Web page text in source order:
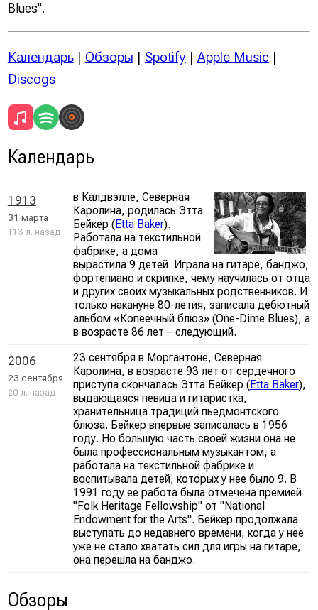
Blues".
Календарь| Обзоры | Spotify | Apple Music |
Discogs
Календарь
1913
31 марта
113 л. назад
в Калдвэлле, Северная
Каролина, родилась Этта
Бейкер (Etta Baker).
Работала на текстильной
фабрике, а дома
вырастила 9 детей. Играла на гитаре, банджо,
фортепиано и скрипке, чему научилась от отца
и других своих музыкальных родственников. И
только накануне 80-летия, записала дебютный
альбом «Копеечный блюз» (One-Dime Blues), а
в возрасте 86 лет – следующий.
2006
23 сентября
20 л. назад
23 сентября в Моргантоне, Северная
Каролина, в возрасте 93 лет от сердечного
приступа скончалась Этта Бейкер (Etta Baker),
выдающаяся певица и гитаристка,
хранительница традиций пьедмонтского
блюза. Бейкер впервые записалась в 1956
году. Но большую часть своей жизни она не
была профессиональным музыкантом, а
работала на текстильной фабрике и
воспитывала детей, которых у нее было 9. В
1991 году ее работа была отмечена премией
"Folk Heritage Fellowship" от "National
Endowment for the Arts". Бейкер продолжала
выступать до недавнего времени, когда у нее
уже не стало хватать сил для игры на гитаре,
она перешла на банджо.
Обзоры